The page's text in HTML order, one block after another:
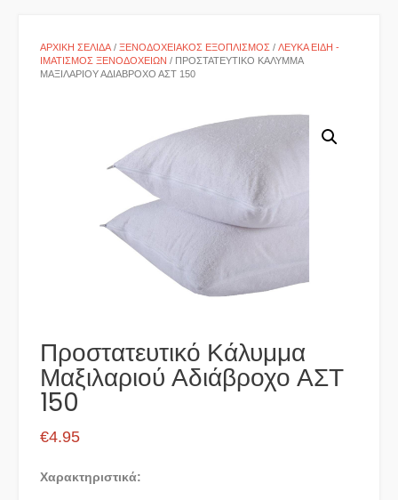
ΑΡΧΙΚΉ ΣΕΛΊΔΑ / ΞΕΝΟΔΟΧΕΙΑΚΌΣ ΕΞΟΠΛΙΣΜΌΣ / ΛΕΥΚΆ ΕΊΔΗ -
ΙΜΑΤΙΣΜΌΣ ΞΕΝΟΔΟΧΕΊΩΝ / ΠΡΟΣΤΑΤΕΥΤΙΚΌ ΚΆΛΥΜΜΑ
ΜΑΞΙΛΑΡΙΟΎ ΑΔΙΆΒΡΟΧΟ ΑΣΤ 150
Προστατευτικό Κάλυμμα
Μαξιλαριού Αδιάβροχο ΑΣΤ
150
€4.95
Χαρακτηριστικά: